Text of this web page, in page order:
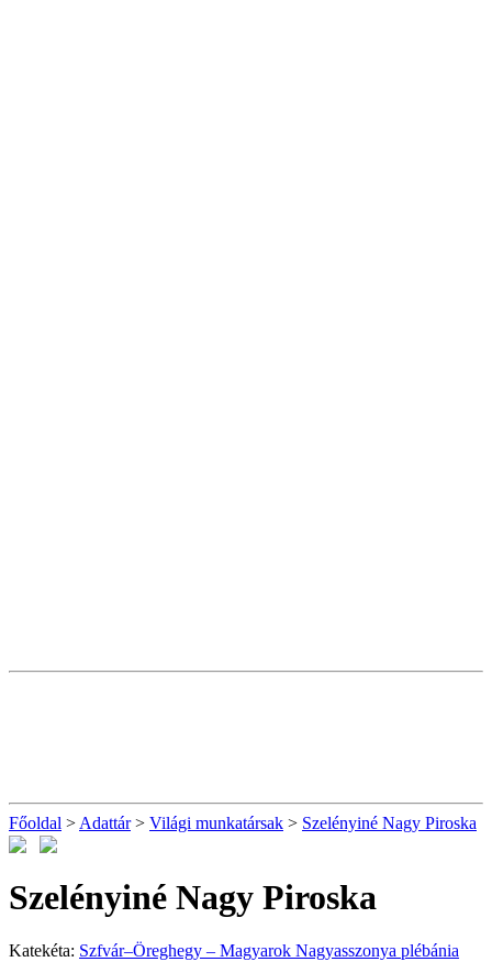
Főoldal > Adattár> Világi munkatársak > Szelényiné Nagy Piroska
Szelényiné Nagy Piroska
Katekéta: Szfvár–Öreghegy – Magyarok Nagyasszonya plébánia